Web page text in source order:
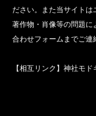
ださい。また当サイトは
著作物・肖像等の問題
合わせフォームまでご連
【相互リンク】 神社モド